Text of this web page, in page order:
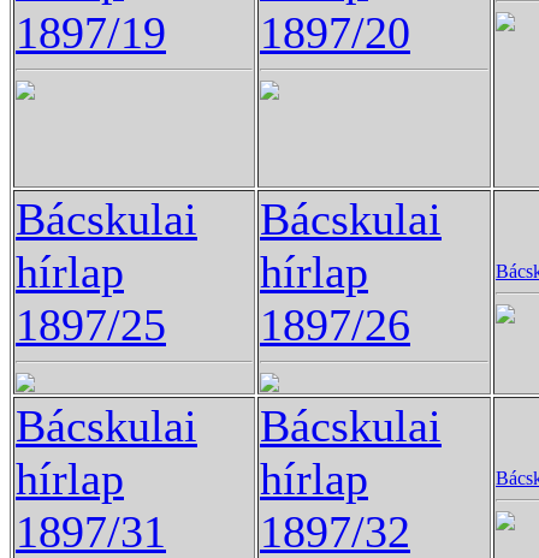
1897/19
1897/20
Bácskulai
hírlap
1897/25
Bácskulai
hírlap
1897/26
Bácskulai
hírlap
1897/31
Bácskulai
hírlap
1897/32